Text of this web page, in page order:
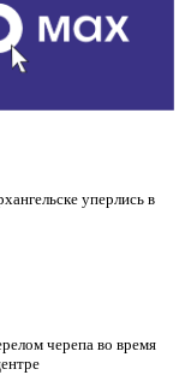
уперлись в
черепа во время